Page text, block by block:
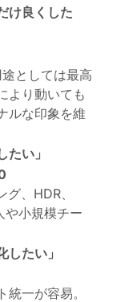
け良くした
としては最高
より動いても
ルな印象を維
たい」
、HDR、
小規模チー
したい」
一が容易。